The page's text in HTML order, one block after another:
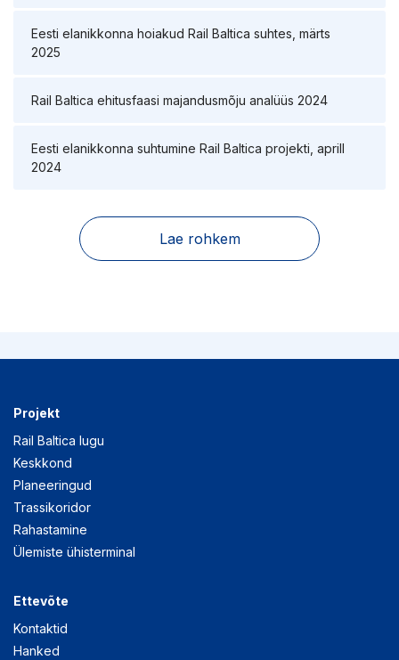
Eesti elanikkonna hoiakud Rail Baltica suhtes, märts
2025
Rail Baltica ehitusfaasi majandusmõju analüüs 2024
Eesti elanikkonna suhtumine Rail Baltica projekti, aprill
2024
Lae rohkem
Projekt
Rail Baltica lugu
Keskkond
Planeeringud
Trassikoridor
Rahastamine
Ülemiste ühisterminal
Ettevõte
Kontaktid
Hanked